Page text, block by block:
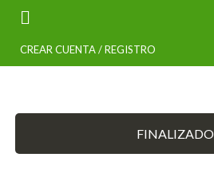
CREAR CUENTA / REGISTRO
FINALIZADO